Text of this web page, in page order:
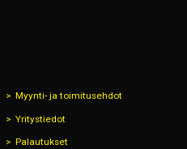
Myynti- ja toimitusehdot
Yritystiedot
Palautukset